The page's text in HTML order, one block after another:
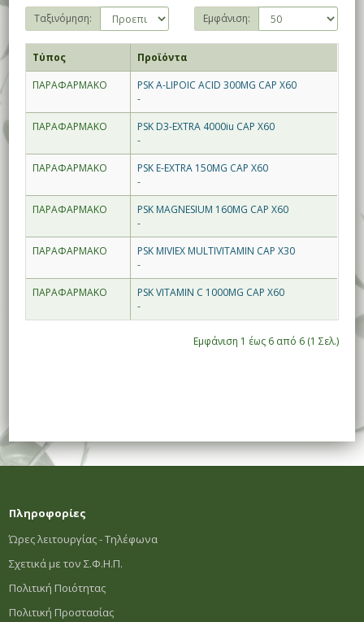
Ταξινόμηση: Εμφάνιση:
Τύπος
Προϊόντα
ΠΑΡΑΦΑΡΜΑΚΟ
PSK A-LIPOIC ACID 300MG CAP X60
-
ΠΑΡΑΦΑΡΜΑΚΟ
PSK D3-EXTRA 4000iu CAP X60
-
ΠΑΡΑΦΑΡΜΑΚΟ
PSK E-EXTRA 150MG CAP X60
-
ΠΑΡΑΦΑΡΜΑΚΟ
PSK MAGNESIUM 160MG CAP X60
-
ΠΑΡΑΦΑΡΜΑΚΟ
PSK MIVIEX MULTIVITAMIN CAP X30
-
ΠΑΡΑΦΑΡΜΑΚΟ
PSK VITAMIN C 1000MG CAP X60
-
Εμφάνιση 1 έως 6 από 6 (1 Σελ.)
Πληροφορίες
Ώρες λειτουργίας - Τηλέφωνα
Σχετικά με τον Σ.Φ.Η.Π.
Πολιτική Ποιότητας
Πολιτική Προστασίας